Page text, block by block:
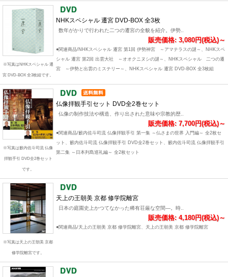
※写真はNHKスペシャル 遷
宮 DVD-BOX 全3枚組です。
NHKスペシャル 遷宮 DVD-BOX 全3枚
数年がかりで行われた二つの遷宮の全貌を紹介。伊勢..
販売価格: 3,080円(税込)～
●関連商品/NHKスペシャル 遷宮 第1回 伊勢神宮 ～アマテラスの謎～、NHKスペ
シャル 遷宮 第2回 出雲大社 ～オオクニヌシの謎～、NHKスペシャル 二つの遷
宮 ～伊勢と出雲のミステリー～、NHKスペシャル 遷宮 DVD-BOX 全3枚組
※写真は籔内佐斗司流 仏像
拝観手引 DVD全2巻セット
です。
仏像拝観手引セット DVD全2巻セット
仏像の制作技法や構造、作り出された意味や宗教的歴..
販売価格: 7,700円(税込)～
●関連商品/籔内佐斗司流 仏像拝観手引 第一集 ～仏さまの世界 入門編～ 全2枚セ
ット、籔内佐斗司流 仏像拝観手引 DVD全2巻セット、籔内佐斗司流 仏像拝観手引
第二集 ～日本列島巡礼編～ 全2枚セット
※写真は天上の王朝美 京都
修学院離宮です。
天上の王朝美 京都 修学院離宮
日本の庭園史上かつてなかった稀有荘厳な空間―。時..
販売価格: 4,180円(税込)～
●関連商品/天上の王朝美 京都 修学院離宮、天上の王朝美 京都 修学院離宮